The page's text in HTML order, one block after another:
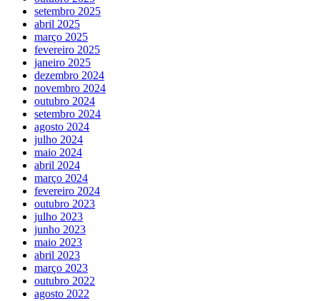
setembro 2025
abril 2025
março 2025
fevereiro 2025
janeiro 2025
dezembro 2024
novembro 2024
outubro 2024
setembro 2024
agosto 2024
julho 2024
maio 2024
abril 2024
março 2024
fevereiro 2024
outubro 2023
julho 2023
junho 2023
maio 2023
abril 2023
março 2023
outubro 2022
agosto 2022